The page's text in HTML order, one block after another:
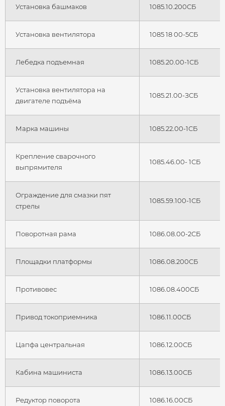
Установка башмаков 1085.10.200СБ
Установка вентилятора 1085 18 00-5СБ
Лебедка подъемная 1085.20.00-1СБ
Установка вентилятора на
двигателе подъёма
1085.21.00-ЗСБ
Марка машины 1085.22.00-1СБ
Крепление сварочного
выпрямителя
1085.46.00- 1СБ
Ограждение для смазки пят
стрелы
1085.59.100-1СБ
Поворотная рама 1086.08.00-2СБ
Площадки платформы 1086.08.200СБ
Противовес 1086.08.400СБ
Привод токоприемника 1086.11.00СБ
Цапфа центральная 1086.12.00СБ
Кабина машиниста 1086.13.00СБ
Редуктор поворота 1086.16.00СБ